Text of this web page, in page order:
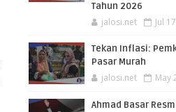
Tahun 2026
jalosi.net Jul
Tekan Inflasi:
Pasar Murah
jalosi.net May
Ahmad Basar